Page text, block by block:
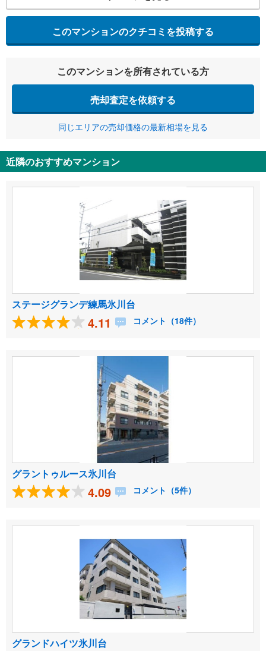
このマンションのクチコミを投稿する
このマンションを所有されている方
売却査定を依頼する
同じエリアの売却価格の最新相場を見る
近隣のおすすめマンション
ステージグランデ練馬氷川台
4.11 コメント（18件）
グラントゥルース氷川台
4.09 コメント（5件）
グランドハイツ氷川台